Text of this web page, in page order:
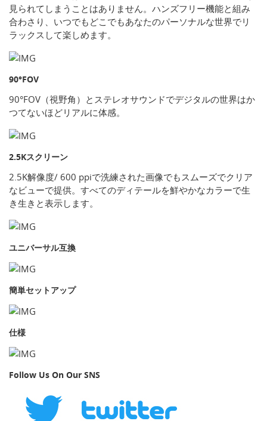
見られてしまうことはありません。ハンズフリー機能と組み
合わさり、いつでもどこでもあなたのパーソナルな世界でリ
ラックスして楽しめます。
90°FOV
90°FOV（視野角）とステレオサウンドでデジタルの世界はか
つてないほどリアルに体感。
2.5Kスクリーン
2.5K解像度/ 600 ppiで洗練された画像でもスムーズでクリア
なビューで提供。すべてのディテールを鮮やかなカラーで生
き生きと表示します。
ユニバーサル互換
簡単セットアップ
仕様
Follow Us On Our SNS